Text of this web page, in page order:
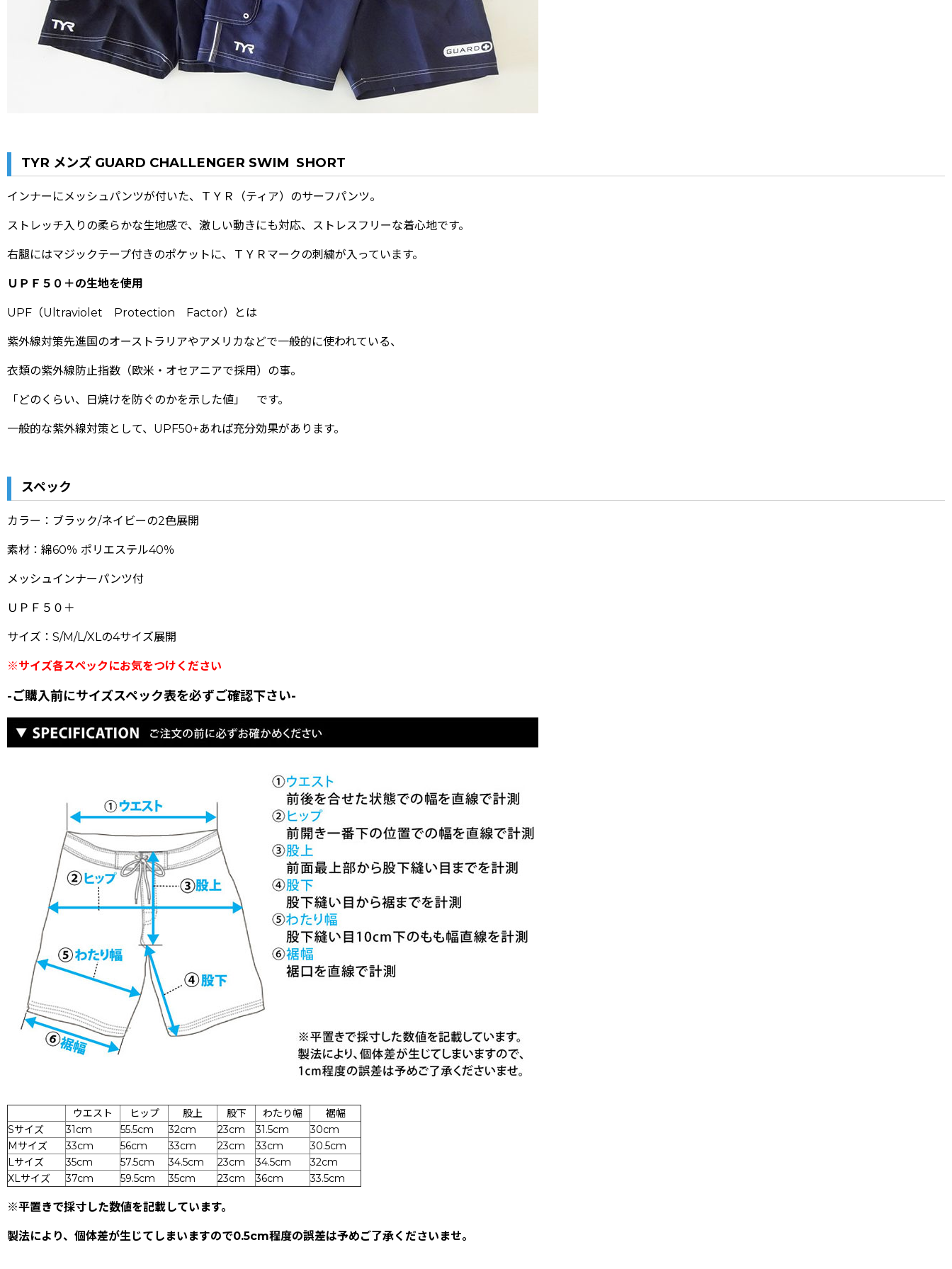
TYR メンズ GUARD CHALLENGER SWIM SHORT
インナーにメッシュパンツが付いた、ＴＹＲ（ティア）のサーフパンツ。
ストレッチ入りの柔らかな生地感で、激しい動きにも対応、ストレスフリーな着心地です。
右腿にはマジックテープ付きのポケットに、ＴＹＲマークの刺繍が入っています。
ＵＰＦ５０＋の生地を使用
UPF（Ultraviolet Protection Factor）とは
紫外線対策先進国のオーストラリアやアメリカなどで一般的に使われている、
衣類の紫外線防止指数（欧米・オセアニアで採用）の事。
「どのくらい、日焼けを防ぐのかを示した値」 です。
一般的な紫外線対策として、UPF50+あれば充分効果があります。
スペック
カラー：ブラック/ネイビーの2色展開
素材：綿60％ ポリエステル40％
メッシュインナーパンツ付
ＵＰＦ５０＋
サイズ：S/M/L/XLの4サイズ展開
※サイズ各スペックにお気をつけください
-ご購入前にサイズスペック表を必ずご確認下さい-
ウエスト ヒップ 股上 股下 わたり幅
裾幅
Sサイズ
31cm 55.5cm 32cm 23cm 31.5cm
30cm
Mサイズ
33cm 56cm 33cm 23cm 33cm
30.5cm
Lサイズ
35cm 57.5cm 34.5cm 23cm 34.5cm
32cm
XLサイズ
37cm 59.5cm 35cm 23cm 36cm 33.5cm
※平置きで採寸した数値を記載しています。
製法により、個体差が生じてしまいますので0.5cm程度の誤差は予めご了承くださいませ。